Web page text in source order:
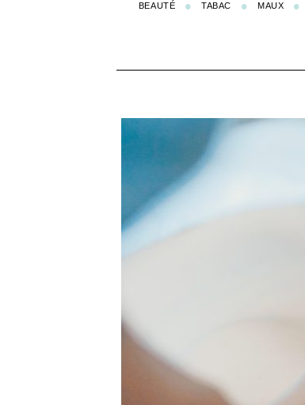
BEAUTÉ TABAC MAUX